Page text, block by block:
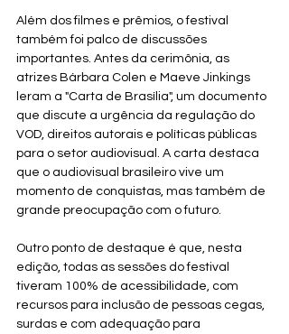
Além dos filmes e prêmios, o festival
também foi palco de discussões
importantes. Antes da cerimônia, as
atrizes Bárbara Colen e Maeve Jinkings
leram a "Carta de Brasília", um documento
que discute a urgência da regulação do
VOD, direitos autorais e políticas públicas
para o setor audiovisual. A carta destaca
que o audiovisual brasileiro vive um
momento de conquistas, mas também de
grande preocupação com o futuro.
Outro ponto de destaque é que, nesta
edição, todas as sessões do festival
tiveram 100% de acessibilidade, com
recursos para inclusão de pessoas cegas,
surdas e com adequação para